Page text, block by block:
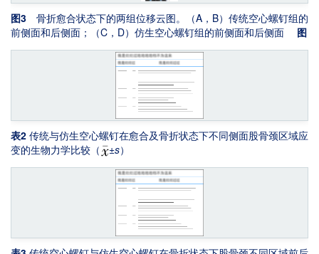
图3 骨折愈合状态下的两组位移云图。（A，B）传统空心螺钉组的
前侧面和后侧面；（C，D）仿生空心螺钉组的前侧面和后侧面 图
4骨折状态下的两组位移云图。（A，B）传统空心螺钉组的前侧面
和后侧面；（C，D）仿生空心螺钉组的前侧面和后侧面
折愈合状态下的两组应变云图。（A，B）传统空心螺钉组的前侧面
和后侧面；（C，D）仿生空心螺钉组的前侧面和后侧面
折状态下的两组应变云图。（A，B）传统空心螺钉组的前侧面和后
侧面；（C，D）仿生空心螺钉组的前侧面和后侧面
表2 传统与仿生空心螺钉在愈合及骨折状态下不同侧面股骨颈区域应
变的生物力学比较（
±s）